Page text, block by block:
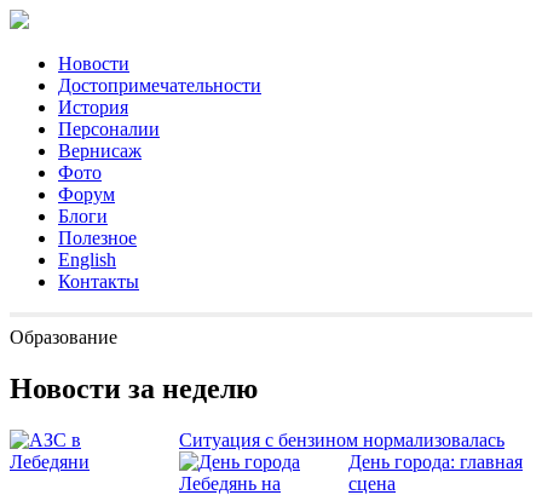
Новости
Достопримечательности
История
Персоналии
Вернисаж
Фото
Форум
Блоги
Полезное
English
Контакты
Образование
Новости за неделю
Ситуация с бензином нормализовалась
День города: главная
сцена